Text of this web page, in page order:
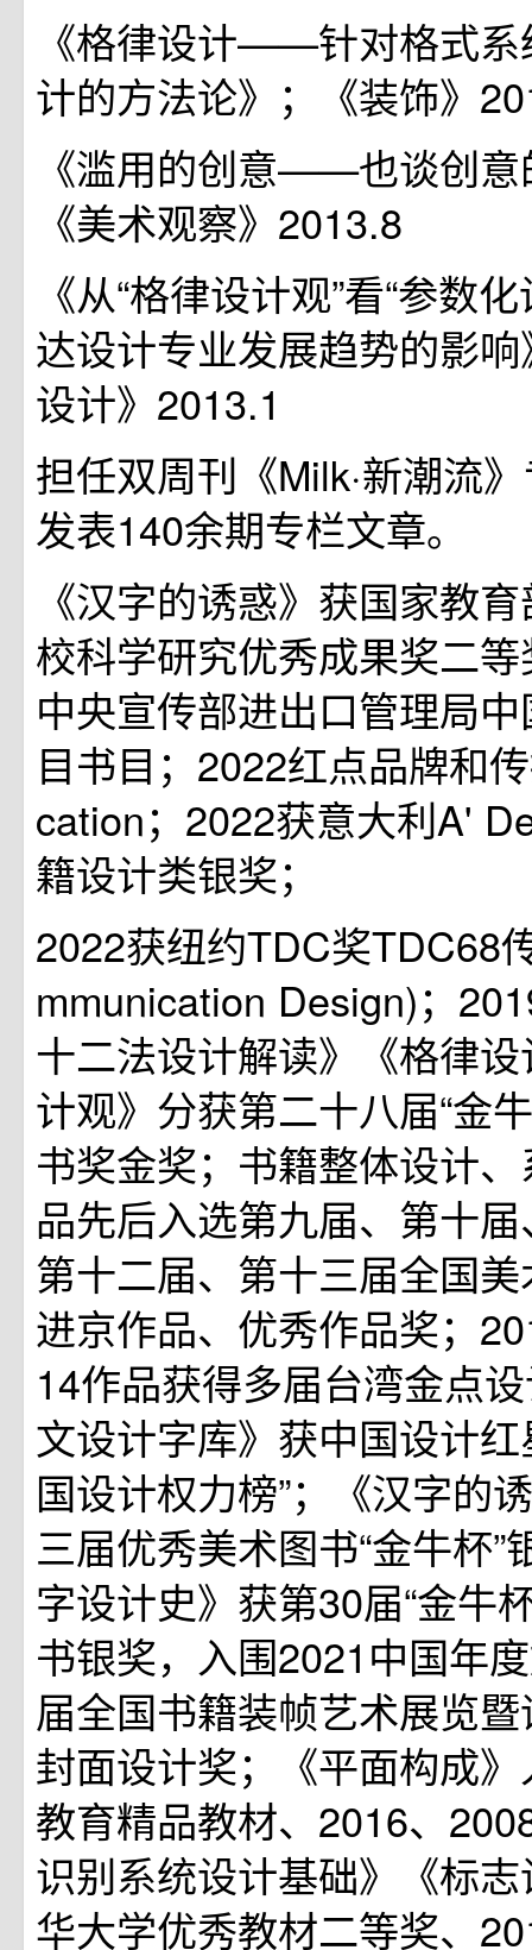
《格律设计——针对格式系
计的方法论》；《装饰》
《滥用的创意——也谈创意
《美术观察》2013.8
《从“格律设计观”看“参数
达设计专业发展趋势的影
设计》2013.1
担任双周刊《Milk·新潮流
发表140余期专栏文章。
《汉字的诱惑》获国家教
校科学研究优秀成果奖二
中央宣传部进出口管理局
目书目；2022红点品牌和
cation；2022获意大利A'
籍设计类银奖；
2022获纽约TDC奖TDC68
mmunication Design)；
十二法设计解读》《格律
计观》分获第二十八届“金
书奖金奖；书籍整体设计
品先后入选第九届、第十
第十二届、第十三届全国
进京作品、优秀作品奖；
14作品获得多届台湾金点
文设计字库》获中国设计红
国设计权力榜”；《汉字的
三届优秀美术图书“金牛杯”
字设计史》获第30届“金牛
书银奖，入围2021中国年
届全国书籍装帧艺术展览暨
封面设计奖；《平面构成
教育精品教材、2016、
识别系统设计基础》《标
华大学优秀教材二等奖、